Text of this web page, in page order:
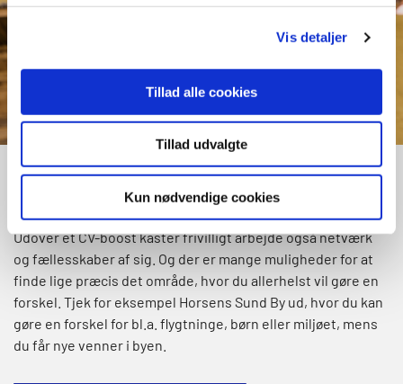
Vis detaljer
Tillad alle cookies
Tillad udvalgte
Kun nødvendige cookies
Frivilligt arbejde
Udover et CV-boost kaster frivilligt arbejde også netværk
og fællesskaber af sig. Og der er mange muligheder for at
finde lige præcis det område, hvor du allerhelst vil gøre en
forskel. Tjek for eksempel Horsens Sund By ud, hvor du kan
gøre en forskel for bl.a. flygtninge, børn eller miljøet, mens
du får nye venner i byen.